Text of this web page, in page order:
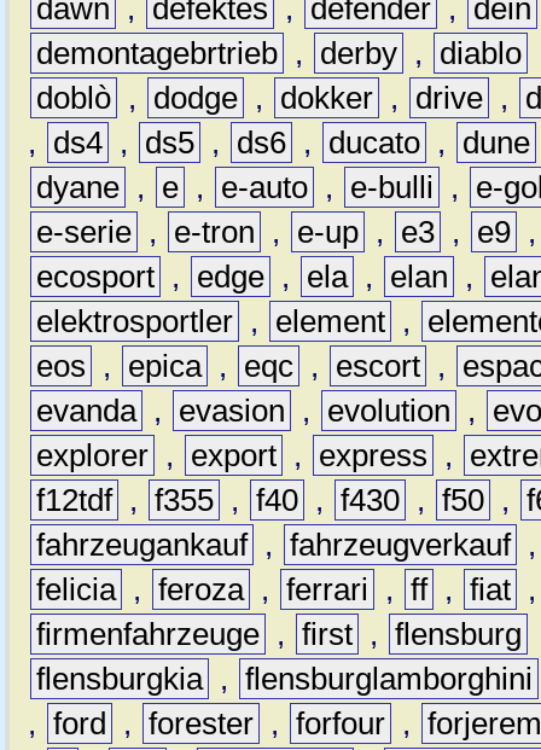
dawn , defektes , defender , dein
demontagebrtrieb , derby , diablo
doblò , dodge , dokker , drive ,
,
ds4 , ds5 , ds6 , ducato , dune
dyane , e , e-auto , e-bulli ,
e-
e-serie , e-tron , e-up , e3 , e9
ecosport , edge , ela , elan ,
elektrosportler , element ,
eos
, epica , eqc , escort ,
evanda , evasion , evolution ,
explorer , export , express ,
f12tdf , f355 , f40 , f430 , f50 ,
fahrzeugankauf , fahrzeugverkauf
felicia , feroza , ferrari , ff , fiat
firmenfahrzeuge , first , flensburg
flensburgkia , flensburglamborghini
, ford , forester , forfour ,